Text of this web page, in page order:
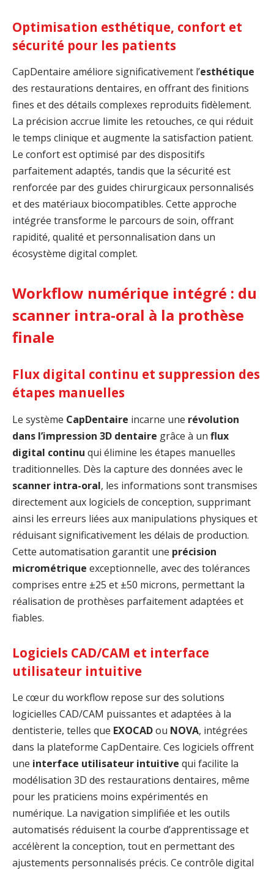
Optimisation esthétique, confort et
sécurité pour les patients
CapDentaire améliore significativement l’esthétique
des restaurations dentaires, en offrant des finitions
fines et des détails complexes reproduits fidèlement.
La précision accrue limite les retouches, ce qui réduit
le temps clinique et augmente la satisfaction patient.
Le confort est optimisé par des dispositifs
parfaitement adaptés, tandis que la sécurité est
renforcée par des guides chirurgicaux personnalisés
et des matériaux biocompatibles. Cette approche
intégrée transforme le parcours de soin, offrant
rapidité, qualité et personnalisation dans un
écosystème digital complet.
Workflow numérique intégré : du
scanner intra-oral à la prothèse
finale
Flux digital continu et suppression des
étapes manuelles
Le système CapDentaire incarne une révolution
dans l’impression 3D dentaire grâce à un flux
digital continu qui élimine les étapes manuelles
traditionnelles. Dès la capture des données avec le
scanner intra-oral, les informations sont transmises
directement aux logiciels de conception, supprimant
ainsi les erreurs liées aux manipulations physiques et
réduisant significativement les délais de production.
Cette automatisation garantit une précision
micrométrique exceptionnelle, avec des tolérances
comprises entre ±25 et ±50 microns, permettant la
réalisation de prothèses parfaitement adaptées et
fiables.
Logiciels CAD/CAM et interface
utilisateur intuitive
Le cœur du workflow repose sur des solutions
logicielles CAD/CAM puissantes et adaptées à la
dentisterie, telles que EXOCADou NOVA, intégrées
dans la plateforme CapDentaire. Ces logiciels offrent
une interface utilisateur intuitive qui facilite la
modélisation 3D des restaurations dentaires, même
pour les praticiens moins expérimentés en
numérique. La navigation simplifiée et les outils
automatisés réduisent la courbe d’apprentissage et
accélèrent la conception, tout en permettant des
ajustements personnalisés précis. Ce contrôle digital